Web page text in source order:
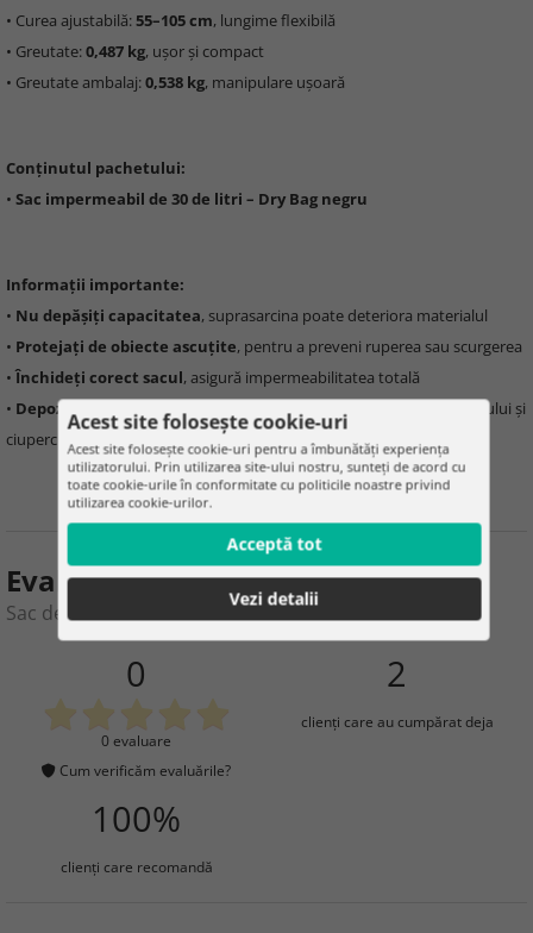
• Curea ajustabilă:55–105 cm, lungime flexibilă
• Greutate:0,487 kg, ușor și compact
• Greutate ambalaj:0,538 kg, manipulare ușoară
Conținutul pachetului:
• Sac impermeabil de 30 de litri – Dry Bag negru
Informații importante:
• Nu depășiți capacitatea, suprasarcina poate deteriora materialul
• Protejați de obiecte ascuțite, pentru a preveni ruperea sau scurgerea
•Închideți corect sacul, asigură impermeabilitatea totală
• Depozitați într-un loc uscat
, pentru a preveni formarea mucegaiului și
ciupercilor
Evaluarea produsului
Sac de apă 30 litri – negru Dry Bag
0
0 evaluare
Cum verificăm evaluările?
2
clienţi care au cumpărat deja
100%
clienţi care recomandă
Acest site folosește cookie-uri
Acest site folosește cookie-uri pentru a îmbunătăți experiența
utilizatorului. Prin utilizarea site-ului nostru, sunteți de acord cu
toate cookie-urile în conformitate cu politicile noastre privind
utilizarea cookie-urilor.
Acceptă tot
Vezi detalii